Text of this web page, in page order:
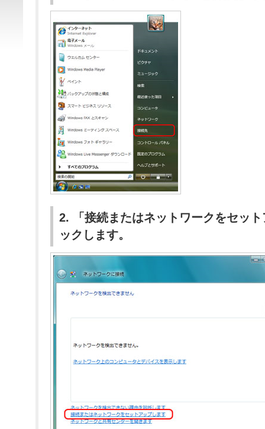
2. 「接続またはネットワークをセッ
ックします。